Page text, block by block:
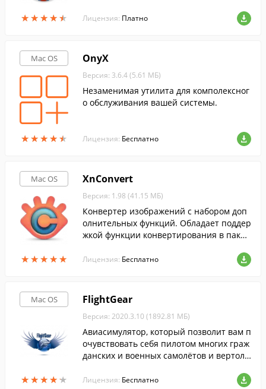
★★★★★
★★★★★
SSD-дисках.
Лицензия: Платно
Mac OS
★★★★★
★★★★★
OnyX
Версия: 3.6.4 (5.61 МБ)
Незаменимая утилита для комполексног
о обслуживания вашей системы.
Лицензия: Бесплатно
Mac OS
★★★★★
★★★★★
XnConvert
Версия: 1.98 (41.15 МБ)
Конвертер изображений с набором доп
олнительных функций. Обладает поддер
жкой функции конвертирования в пакет
Лицензия: Бесплатно
Mac OS
★★★★★
★★★★★
FlightGear
Версия: 2020.3.10 (1892.81 МБ)
Авиасимулятор, который позволит вам п
очувствовать себя пилотом многих граж
данских и военных самолётов и вертолё
порты большинства городов мира.
Лицензия: Бесплатно